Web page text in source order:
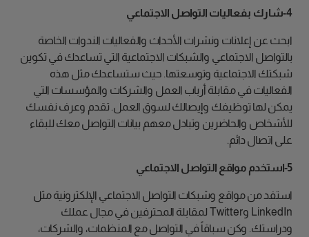
4-شارك بفعاليات التواصل الاجتماعي
ابحث عن إعلانات ونشرات الأحداث والفعاليات الندوات الخاصة
بالتواصل الاجتماعي والشبكات الاجتماعية التي تساعدك في تكوين
شبكتك الاجتماعية وتوسعتها. حيث ستساعدك مثل هذه
الفعاليات في مقابلة أرباب العمل والشركات والمؤسسات التي
يمكن لها توظيفك وإيصالك لسوق العمل. تقدم وعرف نفسك
للأشخاص والحاضرين وتبادل معهم بيانات التواصل معك للبقاء
على اتصال دائم.
5-استخدم مواقع التواصل الاجتماعي
استفد من مواقع وشبكات التواصل الاجتماعي الإلكترونية مثل
LinkedIn وTwitter لمقابلة المحترفين في مجال عملك
ودراستك. وكن سباقاً في التواصل مع المنظمات، والشركات،